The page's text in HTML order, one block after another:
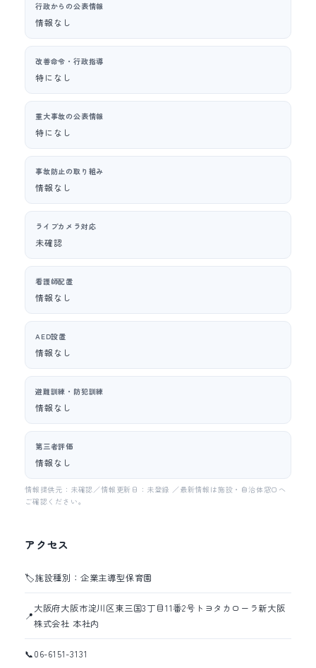
行政からの公表情報
情報なし
改善命令・行政指導
特になし
重大事故の公表情報
特になし
事故防止の取り組み
情報なし
ライブカメラ対応
未確認
看護師配置
情報なし
AED設置
情報なし
避難訓練・防犯訓練
情報なし
第三者評価
情報なし
情報提供元：未確認／情報更新日：未登録 ／最新情報は施設・自治体窓口へ
ご確認ください。
アクセス
🏷️施設種別：企業主導型保育園
📍
大阪府大阪市淀川区東三国3丁目11番2号トヨタカローラ新大阪
株式会社 本社内
📞06-6151-3131